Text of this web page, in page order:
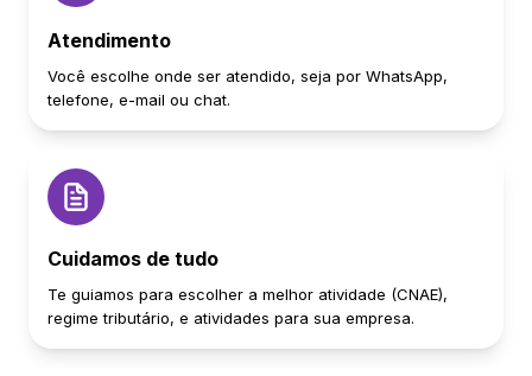
Atendimento
Você escolhe onde ser atendido, seja por WhatsApp,
telefone, e-mail ou chat.
Cuidamos de tudo
Te guiamos para escolher a melhor atividade (CNAE),
regime tributário, e atividades para sua empresa.